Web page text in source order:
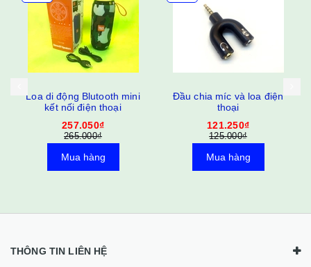
Đầu chia míc và loa điện
thoại
121.250₫
125.000₫
Mua hàng
Loa quả táo stereo mini
USB
130.950₫
135.000₫
Mua hàng
THÔNG TIN LIÊN HỆ